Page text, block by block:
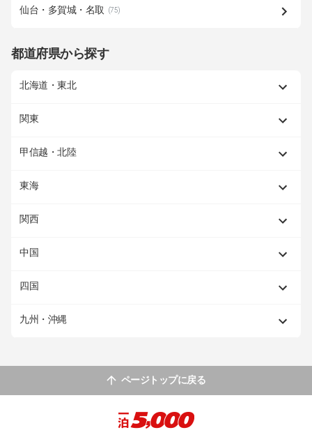
仙台・多賀城・名取 (75)
都道府県から探す
北海道・東北
関東
甲信越・北陸
東海
関西
中国
四国
九州・沖縄
ページトップに戻る